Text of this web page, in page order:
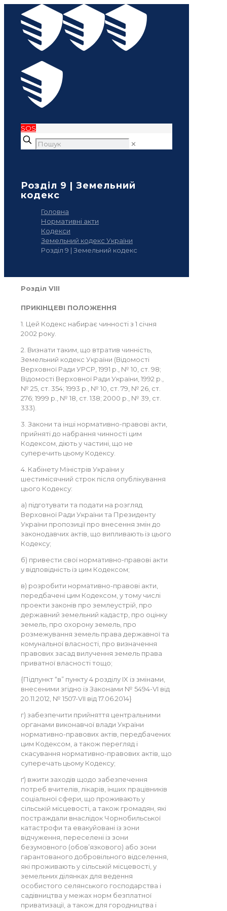
SOS
✕
Розділ 9 | Земельний
кодекс
Головна
Нормативні акти
Кодекси
Земельний кодекс України
Розділ 9 | Земельний кодекс
Розділ VIII
ПРИКІНЦЕВІ ПОЛОЖЕННЯ
1. Цей Кодекс набирає чинності з 1 січня
2002 року.
2. Визнати таким, що втратив чинність,
Земельний кодекс України (Відомості
Верховної Ради УРСР, 1991 р., № 10, ст. 98;
Відомості Верховної Ради України, 1992 р.,
№ 25, ст. 354; 1993 р., № 10, ст. 79, № 26, ст.
276; 1999 р., № 18, ст. 138; 2000 р., № 39, ст.
333).
3. Закони та інші нормативно-правові акти,
прийняті до набрання чинності цим
Кодексом, діють у частині, що не
суперечить цьому Кодексу.
4. Кабінету Міністрів України у
шестимісячний строк після опублікування
цього Кодексу:
а) підготувати та подати на розгляд
Верховної Ради України та Президенту
України пропозиції про внесення змін до
законодавчих актів, що випливають із цього
Кодексу;
б) привести свої нормативно-правові акти
у відповідність із цим Кодексом;
в) розробити нормативно-правові акти,
передбачені цим Кодексом, у тому числі
проекти законів про землеустрій, про
державний земельний кадастр, про оцінку
земель, про охорону земель, про
розмежування земель права державної та
комунальної власності, про визначення
правових засад вилучення земель права
приватної власності тощо;
{Підпункт “в” пункту 4 розділу IX із змінами,
внесеними згідно із Законами № 5494-VI від
20.11.2012, № 1507-VII від 17.06.2014}
г) забезпечити прийняття центральними
органами виконавчої влади України
нормативно-правових актів, передбачених
цим Кодексом, а також перегляд і
скасування нормативно-правових актів, що
суперечать цьому Кодексу;
ґ) вжити заходів щодо забезпечення
потреб вчителів, лікарів, інших працівників
соціальної сфери, що проживають у
сільській місцевості, а також громадян, які
постраждали внаслідок Чорнобильської
катастрофи та евакуйовані із зони
відчуження, переселені із зони
безумовного (обов’язкового) або зони
гарантованого добровільного відселення,
які проживають у сільській місцевості, у
земельних ділянках для ведення
особистого селянського господарства і
садівництва у межах норм безплатної
приватизації, а також для городництва і